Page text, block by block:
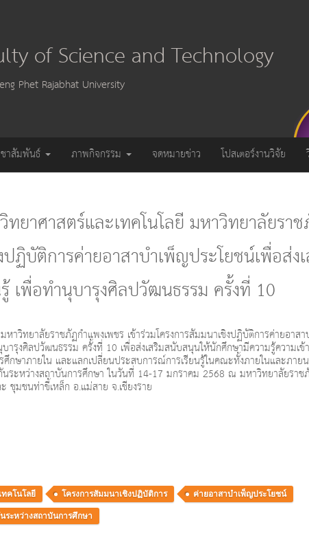
of Science and Technology
Phet Rajabhat University
าสัมพันธ์ ภาพกิจกรรม จดหมายข่าว โปสเตอร์งานวิจัย
ยาศาสตร์และเทคโนโลยี มหาวิทยาลัยราช
ปฏิบัติการค่ายอาสาบำเพ็ญประโยชน์เพื่อส่ง
เพื่อทำนุบารุงศิลปวัฒนธรรม ครั้งที่ 10
าวิทยาลัยราชภัฏกำแพงเพชร เข้าร่วมโครงการสัมมนาเชิงปฏิบัติการค่ายอาส
ารุงศิลปวัฒนธรรม ครั้งที่ 10 เพื่อส่งเสริมสนับสนุนให้นักศึกษามีความรู้ความเข้
กษาภายใน และแลกเปลี่ยนประสบการณ์การเรียนรู้ในคณะทั้งภายในและภาย
นระหว่างสถาบันการศึกษา ในวันที่ 14-17 มกราคม 2568 ณ มหาวิทยาลัยร
ชุมชนท่าขี้เหล็ก อ.แม่สาย จ.เชียงราย
คโนโลยี โครงการสัมมนาเชิงปฏิบัติการ ค่ายอาสาบำเพ็ญประโยชน์
ระหว่างสถาบันการศึกษา